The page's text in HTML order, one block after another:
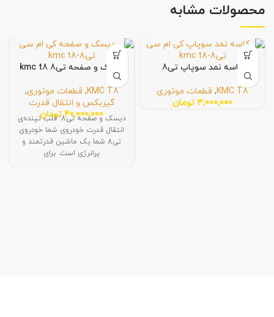
محصولات مشابه
کاسه نمد سوپاپ تی8
KMC T8
, قطعات موتوری
3,000,000 تومان
دیسک و صفحه تی8 kmc t8
KMC T8
, قطعات موتوری,
گیربکس و انتقال قدرت
40,000,000 تومان
دیسک و صفحه تی8: قلب تپنده‌ی
انتقال قدرت خودروی شما خودروی
تی8 شما یک ماشین قدرتمند و
پرانرژی است. برای